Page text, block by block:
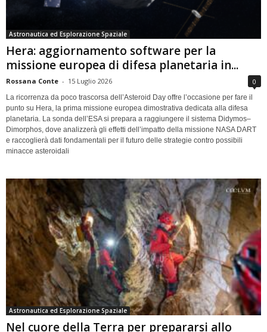
Astronautica ed Esplorazione Spaziale
Hera: aggiornamento software per la
missione europea di difesa planetaria in...
Rossana Conte - 15 Luglio 2026 0
La ricorrenza da poco trascorsa dell’Asteroid Day offre l’occasione per fare il
punto su Hera, la prima missione europea dimostrativa dedicata alla difesa
planetaria. La sonda dell’ESA si prepara a raggiungere il sistema Didymos–
Dimorphos, dove analizzerà gli effetti dell’impatto della missione NASA DART
e raccoglierà dati fondamentali per il futuro delle strategie contro possibili
minacce asteroidali
Astronautica ed Esplorazione Spaziale
Nel cuore della Terra per prepararsi allo